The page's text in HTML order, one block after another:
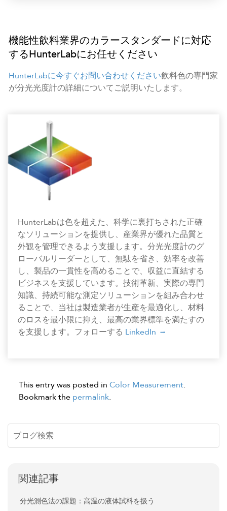
機能性飲料業界のカラースタンダードに対応
するHunterLabにお任せください
HunterLabに今すぐお問い合わせください飲料色の専門家
が分光光度計の詳細についてご説明いたします。
HunterLabは色を超えた、科学に裏打ちされた正確
なソリューションを提供し、産業界が優れた品質と
外観を管理できるよう支援します。分光光度計のグ
ローバルリーダーとして、無駄を省き、効率を改善
し、製品の一貫性を高めることで、収益に直結する
ビジネスを支援しています。技術革新、実際の専門
知識、持続可能な測定ソリューションを組み合わせ
ることで、当社は製造業者が生産を最適化し、材料
のロスを最小限に抑え、最高の業界標準を満たすの
を支援します。フォローする LinkedIn
This entry was posted in Color Measurement.
Bookmark the permalink.
関連記事
分光測色法の課題：高温の液体試料を扱う